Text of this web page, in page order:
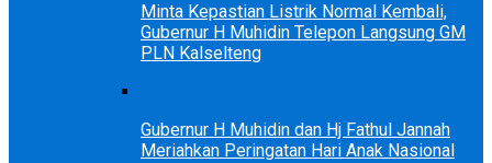
Minta Kepastian Listrik Normal Kembali,
Gubernur H Muhidin Telepon Langsung GM
PLN Kalselteng
Gubernur H Muhidin dan Hj Fathul Jannah
Meriahkan Peringatan Hari Anak Nasional